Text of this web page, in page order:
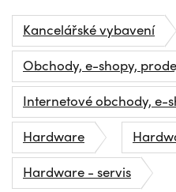
Kancelářské vybavení
Obchody, e-shopy,
Internetové obchody, e-
Hardware
Hardware - servis